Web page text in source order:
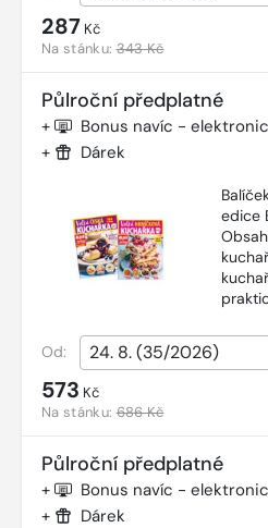
287 Kč
Na stánku:343 Kč
Půlroční předplatné
+ Bonus navíc -
+ Dárek
edice
Od:
573 Kč
Na stánku:686 Kč
Půlroční předplatné
+ Bonus navíc -
+ Dárek